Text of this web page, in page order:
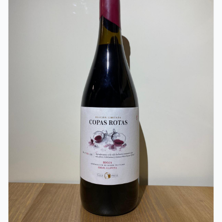
viura fermentado en barrica es perfecto para maridar
con platos de pescado, mariscos, aves y quesos suaves.
Su versatilidad lo convierte en una opción ideal para
acompañar comidas ligeras o disfrutarlo por sí solo en
momentos de relajación. Si eres un apasionado del vino
y buscas una experiencia sensorial única, no puedes
dejar pasar la oportunidad de probar este vino blanco
viura fermentado en barrica. Su calidad y sabor
excepcionales te transportarán a una experiencia única
y te convertirán en un verdadero conocedor del mundo